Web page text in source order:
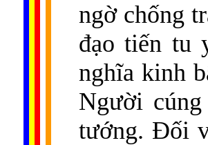
ngờ chống
đạo tiến tu
nghĩa kinh
Người
tướng. Đối